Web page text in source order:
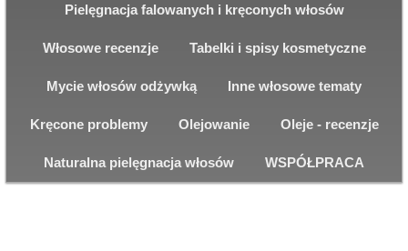
Pielęgnacja falowanych i kręconych włosów
Włosowe recenzje Tabelki i spisy kosmetyczne
Mycie włosów odżywką Inne włosowe tematy
Kręcone problemy Olejowanie Oleje - recenzje
Naturalna pielęgnacja włosów WSPÓŁPRACA